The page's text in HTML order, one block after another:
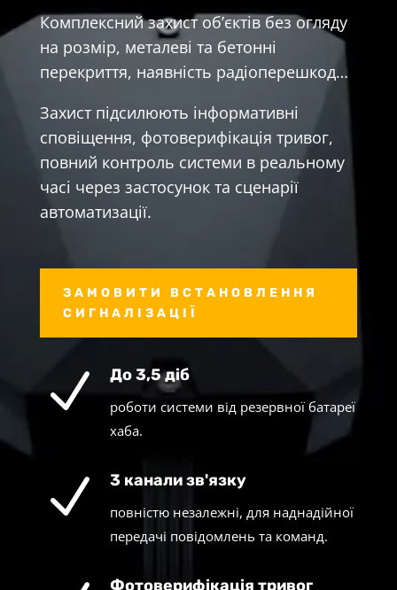
Комплексний захист об’єктів без огляду
на розмір, металеві та бетонні
перекриття, наявність радіоперешкод…
Захист підсилюють інформативні
сповіщення, фотоверифікація тривог,
повний контроль системи в реальному
часі через застосунок та сценарії
автоматизації.
ЗАМОВИТИ ВСТАНОВЛЕННЯ
СИГНАЛІЗАЦІЇ
N До 3,5 діб
роботи системи від резервної батареї
хаба.
N 3 канали зв'язку
повністю незалежні, для наднадійної
передачі повідомлень та команд.
Фотоверифікація тривог